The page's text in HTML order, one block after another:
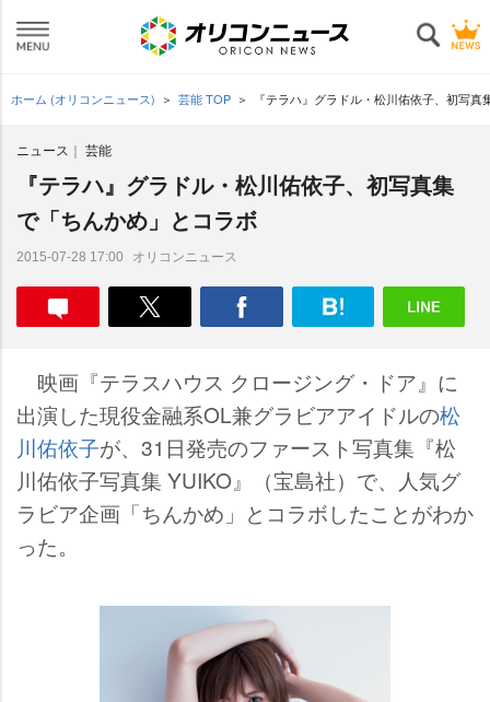
ホーム (オリコンニュース) 芸能 TOP 『テラハ』グラドル・松川佑依子、初写
ニュース 芸能
『テラハ』グラドル・松川佑依子、初写真集
で「ちんかめ」とコラボ
2015-07-28 17:00 オリコンニュース
映画『テラスハウス クロージング・ドア』に
出演した現役金融系OL兼グラビアアイドルの松
川佑依子が、31日発売のファースト写真集『松
川佑依子写真集 YUIKO』（宝島社）で、人気グ
ラビア企画「ちんかめ」とコラボしたことがわか
った。